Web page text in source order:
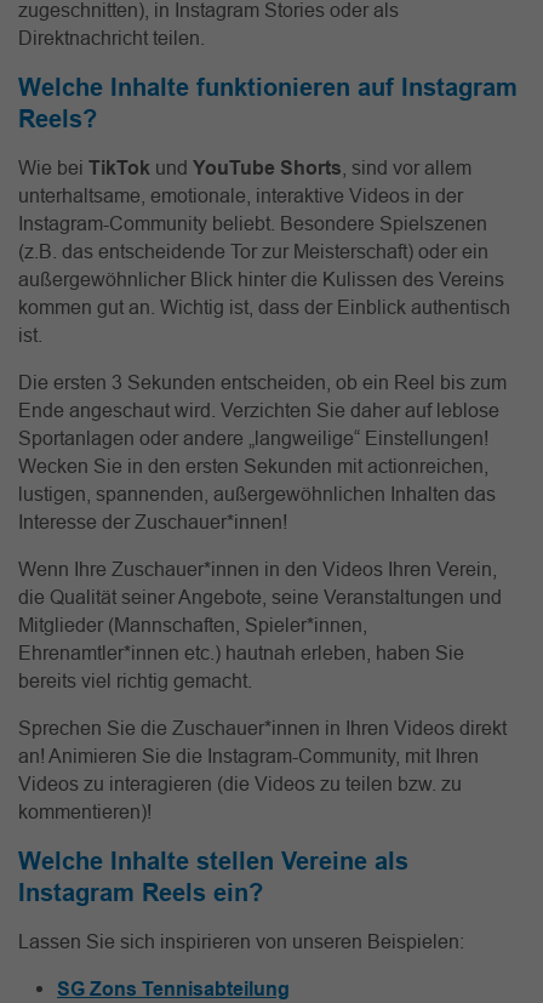
zugeschnitten), in Instagram Stories oder als
Direktnachricht teilen.
Welche Inhalte funktionieren auf Instagram
Reels?
Wie bei TikTok und YouTube Shorts , sind vor allem
unterhaltsame, emotionale, interaktive Videos in der
Instagram-Community beliebt. Besondere Spielszenen
(z.B. das entscheidende Tor zur Meisterschaft) oder ein
außergewöhnlicher Blick hinter die Kulissen des Vereins
kommen gut an. Wichtig ist, dass der Einblick authentisch
ist.
Die ersten 3 Sekunden entscheiden, ob ein Reel bis zum
Ende angeschaut wird. Verzichten Sie daher auf leblose
Sportanlagen oder andere „langweilige“ Einstellungen!
Wecken Sie in den ersten Sekunden mit actionreichen,
lustigen, spannenden, außergewöhnlichen Inhalten das
Interesse der Zuschauer*innen!
Wenn Ihre Zuschauer*innen in den Videos Ihren Verein,
die Qualität seiner Angebote, seine Veranstaltungen und
Mitglieder (Mannschaften, Spieler*innen,
Ehrenamtler*innen etc.) hautnah erleben, haben Sie
bereits viel richtig gemacht.
Sprechen Sie die Zuschauer*innen in Ihren Videos direkt
an! Animieren Sie die Instagram-Community, mit Ihren
Videos zu interagieren (die Videos zu teilen bzw. zu
kommentieren)!
Welche Inhalte stellen Vereine als
Instagram Reels ein?
Lassen Sie sich inspirieren von unseren Beispielen:
SG Zons Tennisabteilung